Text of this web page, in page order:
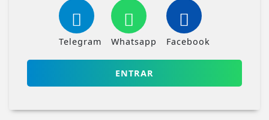
Telegram Whatsapp Facebook
ENTRAR